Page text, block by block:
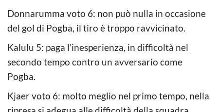
Donnarumma voto 6: non può nulla in occasione
del gol di Pogba, il tiro è troppo ravvicinato.
Kalulu 5: paga l’inesperienza, in difficoltà nel
secondo tempo contro un avversario come
Pogba.
Kjaer voto 6: molto meglio nel primo tempo, nella